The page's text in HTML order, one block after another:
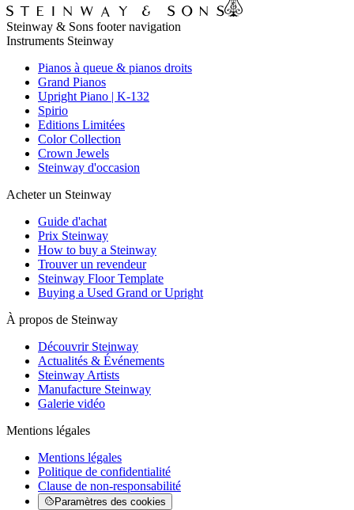
Steinway & Sons footer navigation
Instruments Steinway
Pianos à queue & pianos droits
Grand Pianos
Upright Piano | K-132
Spirio
Editions Limitées
Color Collection
Crown Jewels
Steinway d'occasion
Acheter un Steinway
Guide d'achat
Prix Steinway
How to buy a Steinway
Trouver un revendeur
Steinway Floor Template
Buying a Used Grand or Upright
À propos de Steinway
Découvrir Steinway
Actualités & Événements
Steinway Artists
Manufacture Steinway
Galerie vidéo
Mentions légales
Mentions légales
Politique de confidentialité
Clause de non-responsabilité
Paramètres des cookies